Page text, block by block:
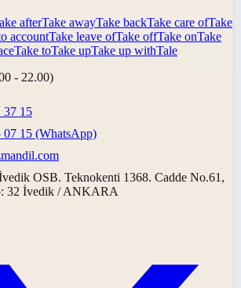
afterTake awayTake backTake care ofTake
accountTake leave ofTake offTake onTake
Take toTake upTake up withTale
- 22.00)
37 15
07 15 (WhatsApp)
OSB. Teknokenti 1368. Cadde No.61,
32 İvedik / ANKARA